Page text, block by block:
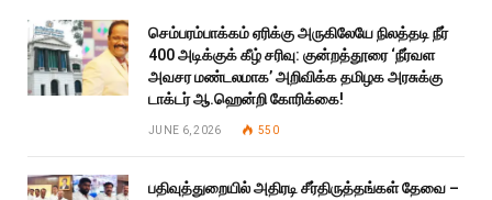
செம்பரம்பாக்கம் ஏரிக்கு அருகிலேயே நிலத்தடி நீர்
400 அடிக்குக் கீழ் சரிவு: குன்றத்தூரை ‘நீர்வள
அவசர மண்டலமாக’ அறிவிக்க தமிழக அரசுக்கு
டாக்டர் ஆ.ஹென்றி கோரிக்கை!
JUNE 6, 2026 550
பதிவுத்துறையில் அதிரடி சீர்திருத்தங்கள் தேவை –